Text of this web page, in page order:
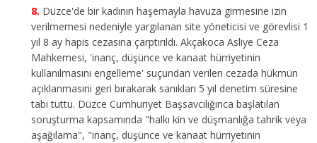
Düzce'de bir kadının haşemayla havuza girmesine izin
verilmemesi nedeniyle yargılanan site yöneticisi ve görevlisi 1
yıl 8 ay hapis cezasına çarptırıldı. Akçakoca Asliye Ceza
Mahkemesi, 'inanç, düşünce ve kanaat hürriyetinin
kullanılmasını engelleme' suçundan verilen cezada hükmün
açıklanmasını geri bırakarak sanıkları 5 yıl denetim süresine
tabi tuttu. Düzce Cumhuriyet Başsavcılığınca başlatılan
soruşturma kapsamında "halkı kin ve düşmanlığa tahrik veya
aşağılama", "inanç, düşünce ve kanaat hürriyetinin